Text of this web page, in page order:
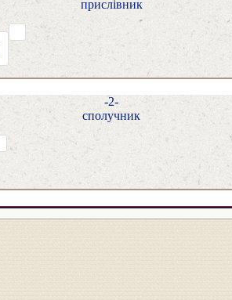
прислівник
-2-
сполучник